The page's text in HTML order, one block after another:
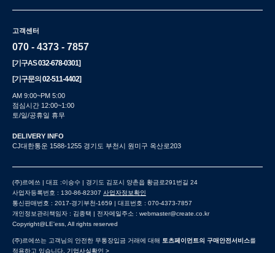
고객센터
070 - 4373 - 7857
[기구AS032-678-0301]
[기구문의02-511-4402]
AM 9:00~PM 5:00
점심시간 12:00~1:00
토/일/공휴일 휴무
DELIVERY INFO
CJ대한통운 1588-1255 경기도 부천시 원미구 옥산로203
(주)르에쓰 | 대표 :이승수 | 경기도 김포시 양촌읍 황금로291번길 24
사업자등록번호 : 130-86-82307 사업자정보확인
통신판매번호 : 2017-경기부천-1659 | 대표번호 : 070-4373-7857
개인정보관리책임자 : 김종택 | 전자메일주소 : webmaster@create.co.kr
Copyright@LE'ess, All rights reserved
(주)르에쓰는 고객님의 안전한 무통장입금 거래에 대해 토츠페이먼트의 구매안전서비스를
적용하고 있습니다. 기업사실확인 >